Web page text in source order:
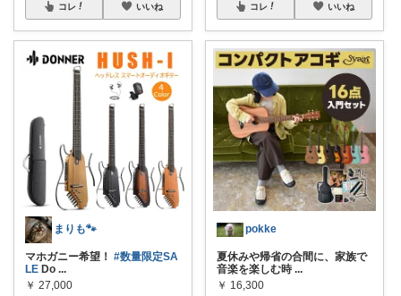
コレ いいね
まりも🐾
マホガニー希望！ #数量限定SA
LE Do ...
￥ 27,000
コレ いいね
pokke
夏休みや帰省の合間に、家族で
音楽を楽しむ時 ...
￥ 16,300